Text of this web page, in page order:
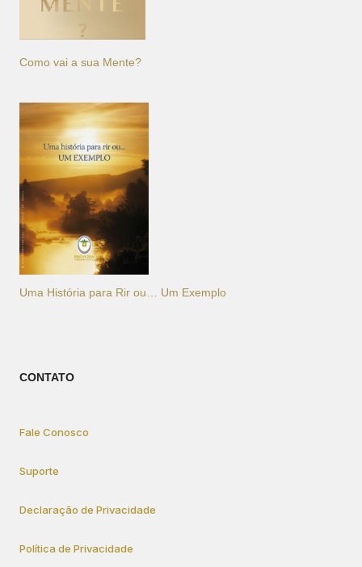
Como vai a sua Mente?
Uma História para Rir ou… Um Exemplo
CONTATO
Fale Conosco
Suporte
Declaração de Privacidade
Política de Privacidade